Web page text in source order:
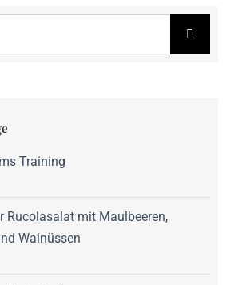
Training
Rucolasalat mit Maulbeeren,
Walnüssen